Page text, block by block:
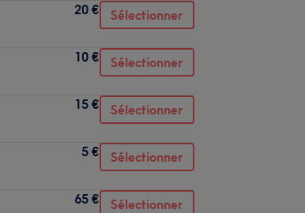
20 € Sélectionner
10 € Sélectionner
15 € Sélectionner
5 € Sélectionner
65 € Sélectionner